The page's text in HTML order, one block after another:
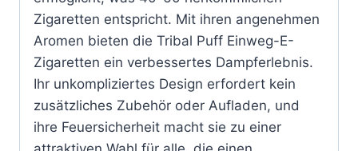
Zigaretten entspricht. Mit ihren angenehmen
Aromen bieten die Tribal Puff Einweg-E-
Zigaretten ein verbessertes Dampferlebnis.
Ihr unkompliziertes Design erfordert kein
zusätzliches Zubehör oder Aufladen, und
ihre Feuersicherheit macht sie zu einer